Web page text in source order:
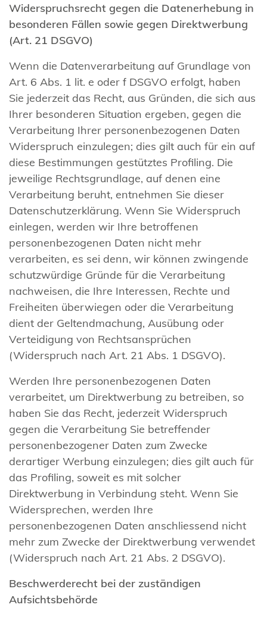
Widerspruchsrecht gegen die Datenerhebung in
besonderen Fällen sowie gegen Direktwerbung
(Art. 21 DSGVO)
Wenn die Datenverarbeitung auf Grundlage von
Art. 6 Abs. 1 lit. e oder f DSGVO erfolgt, haben
Sie jederzeit das Recht, aus Gründen, die sich aus
Ihrer besonderen Situation ergeben, gegen die
Verarbeitung Ihrer personenbezogenen Daten
Widerspruch einzulegen; dies gilt auch für ein auf
diese Bestimmungen gestütztes Profiling. Die
jeweilige Rechtsgrundlage, auf denen eine
Verarbeitung beruht, entnehmen Sie dieser
Datenschutzerklärung. Wenn Sie Widerspruch
einlegen, werden wir Ihre betroffenen
personenbezogenen Daten nicht mehr
verarbeiten, es sei denn, wir können zwingende
schutzwürdige Gründe für die Verarbeitung
nachweisen, die Ihre Interessen, Rechte und
Freiheiten überwiegen oder die Verarbeitung
dient der Geltendmachung, Ausübung oder
Verteidigung von Rechtsansprüchen
(Widerspruch nach Art. 21 Abs. 1 DSGVO).
Werden Ihre personenbezogenen Daten
verarbeitet, um Direktwerbung zu betreiben, so
haben Sie das Recht, jederzeit Widerspruch
gegen die Verarbeitung Sie betreffender
personenbezogener Daten zum Zwecke
derartiger Werbung einzulegen; dies gilt auch für
das Profiling, soweit es mit solcher
Direktwerbung in Verbindung steht. Wenn Sie
Widersprechen, werden Ihre
personenbezogenen Daten anschliessend nicht
mehr zum Zwecke der Direktwerbung verwendet
(Widerspruch nach Art. 21 Abs. 2 DSGVO).
Beschwerderecht bei der zuständigen
Aufsichtsbehörde